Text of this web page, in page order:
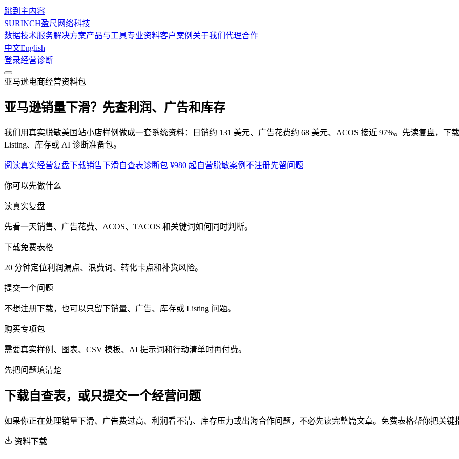
跳到主内容
SURINCH盈尺网络科技
数据技术服务解决方案产品与工具专业资料客户案例 关于我们 代理合作
中文English
登录经营诊断
亚马逊电商经营资料包
亚马逊销量下滑？ 先查利润、广告和库存
我们用真实脱敏美国站小店样例做成一套系统资料：日销约 131 美元、广告花费约 68 美元、ACOS 接近 97%。先读复盘，下
Listing、库存或 AI 诊断准备包。
阅读真实经营复盘下载销售下滑自查表诊断包 ¥980 起自营脱敏案例 不注册先留问题
你可以先做什么
读真实复盘
先看一天销售、广告花费、ACOS、TACOS 和关键词如何同时判断。
下载免费表格
20 分钟定位利润漏点、浪费词、转化卡点和补货风险。
提交一个问题
不想注册下载，也可以只留下销量、广告、库存或 Listing 问题。
购买专项包
需要真实样例、图表、CSV 模板、AI 提示词和行动清单时再付费。
先把问题填清楚
下载自查表，或只提交一个经营问题
如果你正在处理销量下滑、广告费过高、利润看不清、库存压力或出海合作问题，不必先读完整篇文章。免费表格帮你把关键
资料下载